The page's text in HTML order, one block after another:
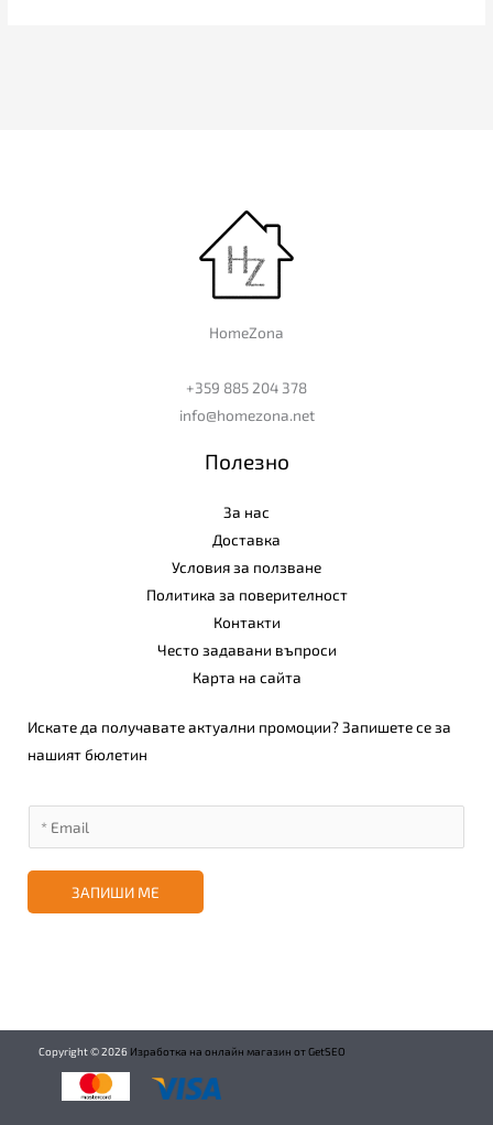
HomeZona
+359 885 204 378
info@homezona.net
Полезно
За нас
Доставка
Условия за ползване
Политика за поверителност
Контакти
Често задавани въпроси
Карта на сайта
Искате да получавате актуални промоции? Запишете се за
нашият бюлетин
ЗАПИШИ МЕ
Copyright ©2026 Изработка на онлайн магазин от GetSEO